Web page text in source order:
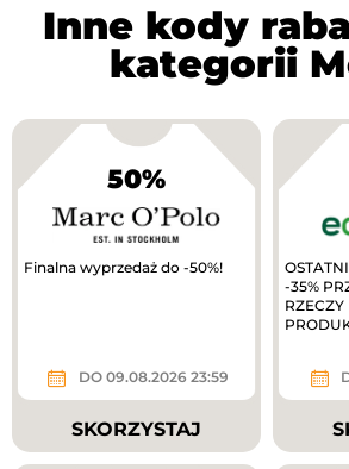
Inne kody
kategorii
50%
Finalna wyprzedaż do -50%!
DO 09.08.2026 23:59
SKORZYSTAJ
-35%